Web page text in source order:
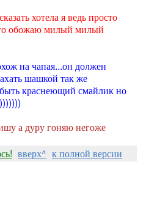
хотела я ведь просто
обожаю милый милый
на чапая...он должен
шашкой так же
краснеющий смайлик но
а дуру гоняю негоже
вверх^ к полной версии